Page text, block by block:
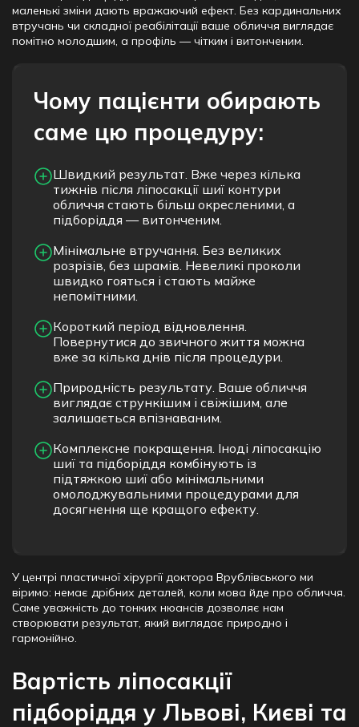
маленькі зміни дають вражаючий ефект. Без кардинальних
втручань чи складної реабілітації ваше обличчя виглядає
помітно молодшим, а профіль — чітким і витонченим.
Чому пацієнти обирають
саме цю процедуру:
Швидкий результат. Вже через кілька
тижнів після ліпосакції шиї контури
обличчя стають більш окресленими, а
підборіддя — витонченим.
Мінімальне втручання. Без великих
розрізів, без шрамів. Невеликі проколи
швидко гояться і стають майже
непомітними.
Короткий період відновлення.
Повернутися до звичного життя можна
вже за кілька днів після процедури.
Природність результату. Ваше обличчя
виглядає стрункішим і свіжішим, але
залишається впізнаваним.
Комплексне покращення. Іноді ліпосакцію
шиї та підборіддя комбінують із
підтяжкою шиї або мінімальними
омолоджувальними процедурами для
досягнення ще кращого ефекту.
У центрі пластичної хірургії доктора Врублівського ми
віримо: немає дрібних деталей, коли мова йде про обличчя.
Саме уважність до тонких нюансів дозволяє нам
створювати результат, який виглядає природно і
гармонійно.
Вартість ліпосакції
підборіддя у Львові, Києві та